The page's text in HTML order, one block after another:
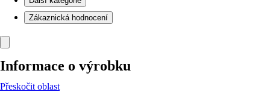
Zákaznická hodnocení
Informace o výrobku
Přeskočit oblast